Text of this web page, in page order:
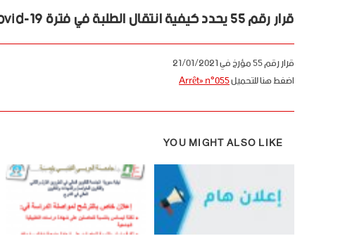
قرار رقم 55 يحدد كيفية انتقال الطلبة في فترة covid-19
قرار رقم 55 مؤرخ في 21/01/2021
اضغط هنا للتحميلArrêté n°055
YOU MIGHT ALSO LIKE